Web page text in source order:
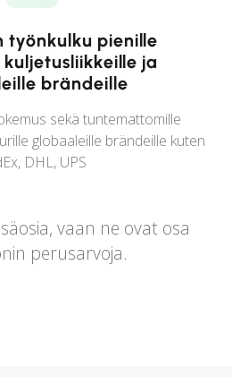
työnkulku pienille
ja
brändeille
sekä tuntemattomille
globaaleille brändeille kuten
DHL, UPS
vaan ne ovat osa
perusarvoja.